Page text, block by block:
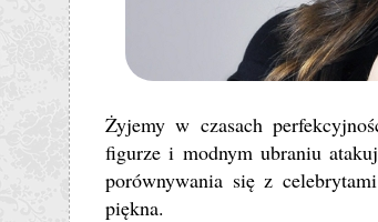
Żyjemy w czasach
figurze i modnym ubraniu
porównywania się z
piękna.